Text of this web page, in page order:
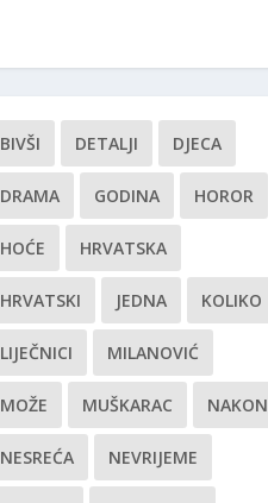
BIVŠI DETALJI DJECA
DRAMA GODINA HOROR
HOĆE HRVATSKA
HRVATSKI JEDNA KOLIKO
LIJEČNICI MILANOVIĆ
MOŽE MUŠKARAC NAKON
NESREĆA NEVRIJEME